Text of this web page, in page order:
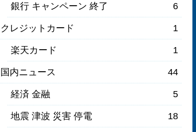
銀行 キャンペーン 終了 6
クレジットカード 1
楽天カード 1
国内ニュース 44
経済 金融 5
地震 津波 災害 停電 18